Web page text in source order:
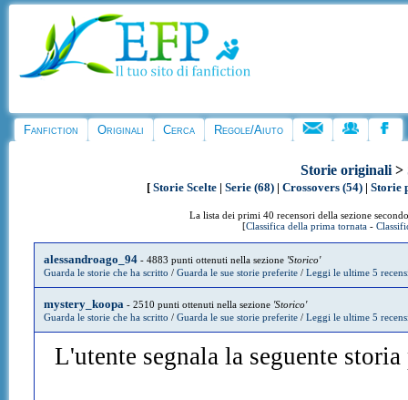
Fanfiction Originali Cerca Regole/Aiuto
Storie originali >
[Storie Scelte |Serie (68) |Crossovers (54) |Storie
La lista dei primi 40 recensori della sezione
[Classifica della prima tornata-
alessandroago_94- 4883 punti ottenuti nella sezione 'Storico'
Guarda le storie che ha scritto / Guarda le sue storie preferite/ Leggi le ultime 5
mystery_koopa - 2510 punti ottenuti nella sezione 'Storico'
Guarda le storie che ha scritto / Guarda le sue storie preferite/ Leggi le ultime 5
L'utente segnala la seguente